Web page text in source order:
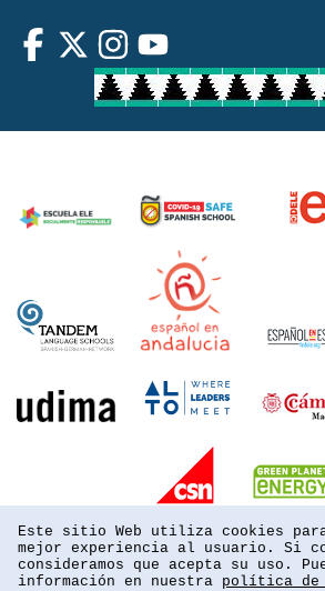
Este sitio Web utiliza cookies
mejor experiencia al usuario. Si
consideramos que acepta su uso.
información en nuestra política de